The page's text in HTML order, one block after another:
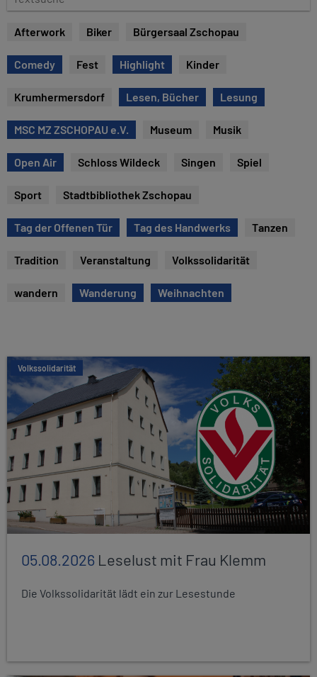
e
s
u
e
Afterwork Biker Bürgersaal Zschopau
Comedy Fest Highlight Kinder
Krumhermersdorf Lesen, Bücher Lesung
MSC MZ ZSCHOPAU e.V. Museum Musik
Open Air Schloss Wildeck Singen Spiel
Sport Stadtbibliothek Zschopau
Tag der Offenen Tür Tag des Handwerks Tanzen
Tradition Veranstaltung Volkssolidarität
wandern Wanderung Weihnachten
Volkssolidarität
05.08.2026 Leselust mit Frau Klemm
Die Volkssolidarität lädt ein zur Lesestunde